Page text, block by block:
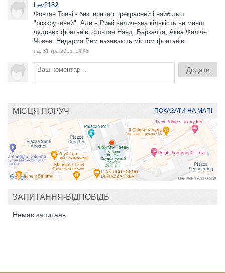
Lev2182
Фонтан Треві - безперечно прекрасний і найбільш
"розкручений". Але в Римі величезна кількість не менш
чудових фонтанів: фонтан Наяд, Баркачча, Аква Феліче,
Човен. Недарма Рим називають містом фонтанів.
нд, 31 тра 2015, 14:48
МІСЦЯ ПОРУЧ ПОКАЗАТИ НА МАПІ
ЗАПИТАННЯ-ВІДПОВІДЬ
Немає запитань